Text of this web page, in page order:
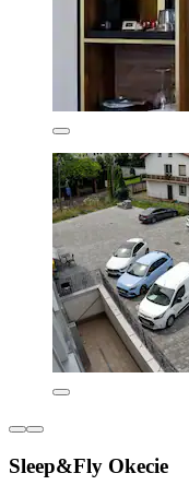
Sleep&Fly Okecie